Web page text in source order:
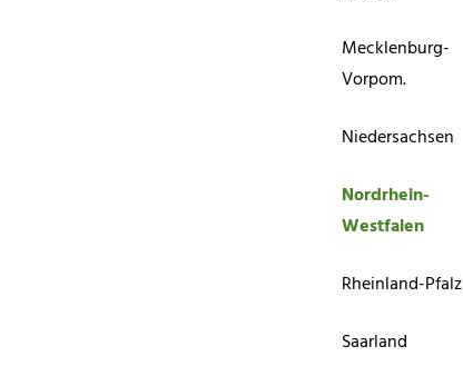
Mecklenburg-
Vorpom.
Niedersachsen
Nordrhein-
Westfalen
Rheinland-Pfalz
Saarland